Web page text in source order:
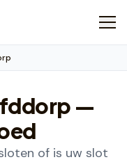
—
of is uw slot